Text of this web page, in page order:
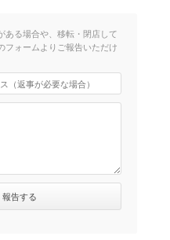
ある場合や、移転・閉店して
フォームよりご報告いただけ